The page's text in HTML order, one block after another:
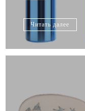
Читать далее